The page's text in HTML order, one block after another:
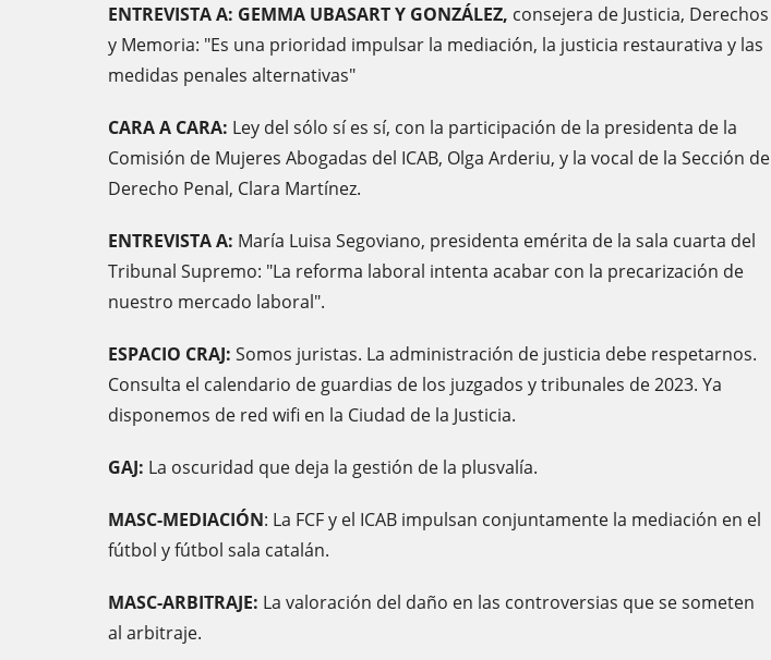
ENTREVISTA A: GEMMA UBASART Y GONZÁLEZ, consejera de Justicia, Derechos
y Memoria: "Es una prioridad impulsar la mediación, la justicia restaurativa y las
medidas penales alternativas"
CARA A CARA: Ley del sólo sí es sí, con la participación de la presidenta de la
Comisión de Mujeres Abogadas del ICAB, Olga Arderiu, y la vocal de la Sección de
Derecho Penal, Clara Martínez.
ENTREVISTA A: María Luisa Segoviano, presidenta emérita de la sala cuarta del
Tribunal Supremo: "La reforma laboral intenta acabar con la precarización de
nuestro mercado laboral".
ESPACIO CRAJ: Somos juristas. La administración de justicia debe respetarnos.
Consulta el calendario de guardias de los juzgados y tribunales de 2023. Ya
disponemos de red wifi en la Ciudad de la Justicia.
GAJ: La oscuridad que deja la gestión de la plusvalía.
MASC-MEDIACIÓN: La FCF y el ICAB impulsan conjuntamente la mediación en el
fútbol y fútbol sala catalán.
MASC-ARBITRAJE: La valoración del daño en las controversias que se someten
al arbitraje.